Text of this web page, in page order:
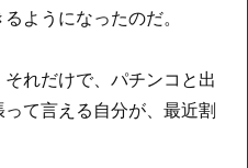
ようになったのだ。
れだけで、パチンコと出
て言える自分が、最近割